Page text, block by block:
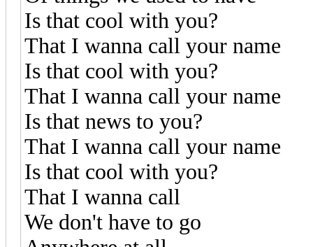
Is that cool with you?
That I wanna call your name
Is that cool with you?
That I wanna call your name
Is that news to you?
That I wanna call your name
Is that cool with you?
That I wanna call
We don't have to go